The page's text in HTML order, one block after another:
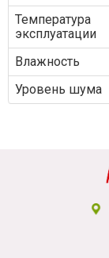
Температура
эксплуатации
Влажность
Уровень шума